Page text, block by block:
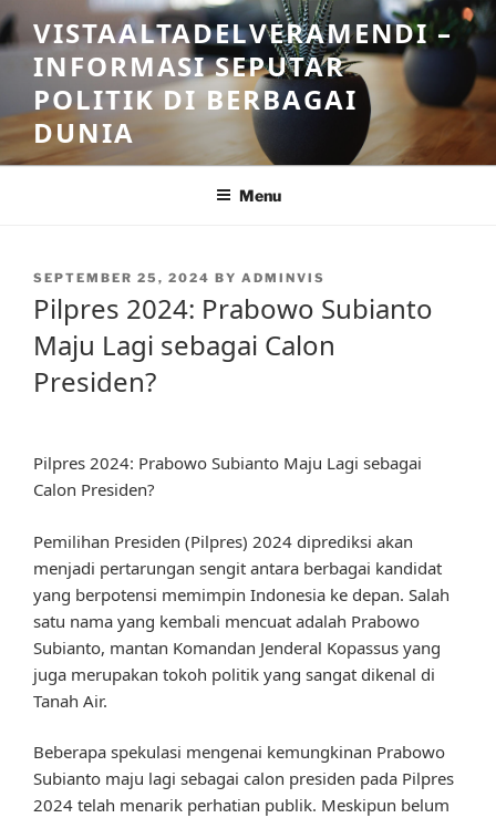
Skip
to
content
VISTAALTADELVERAMENDI –
INFORMASI SEPUTAR
POLITIK DI BERBAGAI
DUNIA
Menu
POSTED
ON
SEPTEMBER 25, 2024 BY ADMINVIS
Pilpres 2024: Prabowo Subianto
Maju Lagi sebagai Calon
Presiden?
Pilpres 2024: Prabowo Subianto Maju Lagi sebagai
Calon Presiden?
Pemilihan Presiden (Pilpres) 2024 diprediksi akan
menjadi pertarungan sengit antara berbagai kandidat
yang berpotensi memimpin Indonesia ke depan. Salah
satu nama yang kembali mencuat adalah Prabowo
Subianto, mantan Komandan Jenderal Kopassus yang
juga merupakan tokoh politik yang sangat dikenal di
Tanah Air.
Beberapa spekulasi mengenai kemungkinan Prabowo
Subianto maju lagi sebagai calon presiden pada Pilpres
2024 telah menarik perhatian publik. Meskipun belum